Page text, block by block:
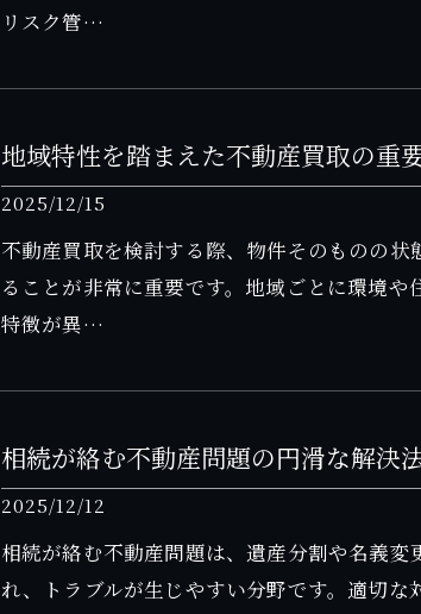
リスク管…
地域特性を踏まえた不動産買取の重
2025/12/15
不動産買取を検討する際、物件そのものの
ることが非常に重要です。地域ごとに環境
特徴が異…
相続が絡む不動産問題の円滑な解決
2025/12/12
相続が絡む不動産問題は、遺産分割や名義
れ、トラブルが生じやすい分野です。適切